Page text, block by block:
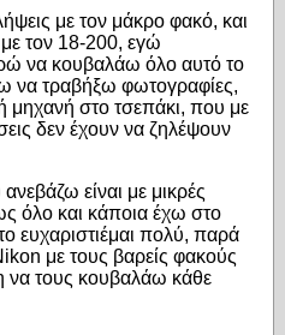
με τον μάκρο φακό, και
τον 18-200, εγώ
να κουβαλάω όλο αυτό το
να τραβήξω φωτογραφίες,
μηχανή στο τσεπάκι, που με
δεν έχουν να ζηλέψουν
είναι με μικρές
όλο και κάποια έχω στο
ευχαριστιέμαι πολύ, παρά
με τους βαρείς φακούς
να τους κουβαλάω κάθε